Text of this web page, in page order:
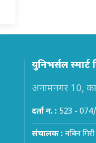
युनिभर्सल स्मार्ट
अनामनगर 10,
दर्ता न. : 523 -
संचालक : नबिन गिरी